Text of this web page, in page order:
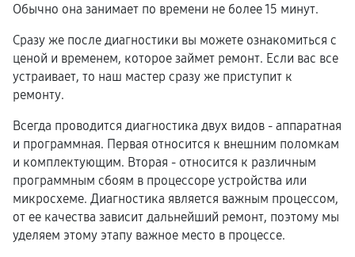
Обычно она занимает по времени не более 15 минут.
Сразу же после диагностики вы можете ознакомиться с
ценой и временем, которое займет ремонт. Если вас все
устраивает, то наш мастер сразу же приступит к
ремонту.
Всегда проводится диагностика двух видов - аппаратная
и программная. Первая относится к внешним поломкам
и комплектующим. Вторая - относится к различным
программным сбоям в процессоре устройства или
микросхеме. Диагностика является важным процессом,
от ее качества зависит дальнейший ремонт, поэтому мы
уделяем этому этапу важное место в процессе.